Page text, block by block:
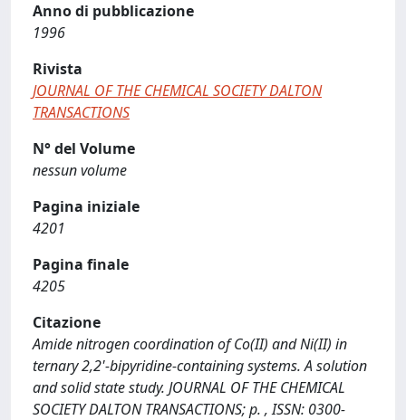
Anno di pubblicazione
1996
Rivista
JOURNAL OF THE CHEMICAL SOCIETY DALTON
TRANSACTIONS
N° del Volume
nessun volume
Pagina iniziale
4201
Pagina finale
4205
Citazione
Amide nitrogen coordination of Co(II) and Ni(II) in
ternary 2,2'-bipyridine-containing systems. A solution
and solid state study. JOURNAL OF THE CHEMICAL
SOCIETY DALTON TRANSACTIONS; p. , ISSN: 0300-